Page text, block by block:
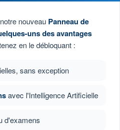
Question suivante
nouveau Panneau de
uns des avantages
en le débloquant :
sans exception
avec l'Intelligence Artificielle
d'examens